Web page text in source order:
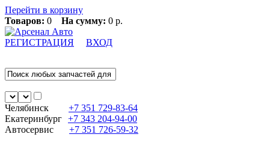
Перейти в корзину
Товаров: 0 На сумму: 0 р.
РЕГИСТРАЦИЯ ВХОД
Челябинск +7 351 729-83-64
Екатеринбург +7 343 204-94-00
Автосервис
+7 351 726-59-32